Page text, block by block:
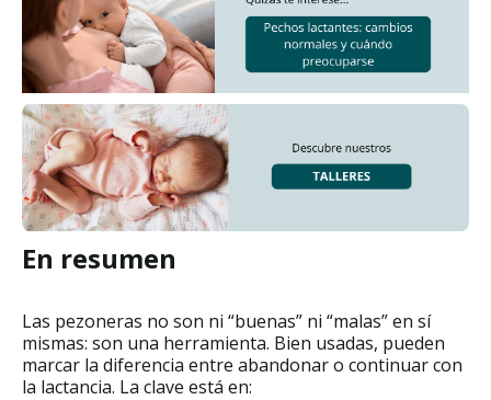
En resumen
Las pezoneras no son ni “buenas” ni “malas” en sí
mismas: son una herramienta. Bien usadas, pueden
marcar la diferencia entre abandonar o continuar con
la lactancia. La clave está en: